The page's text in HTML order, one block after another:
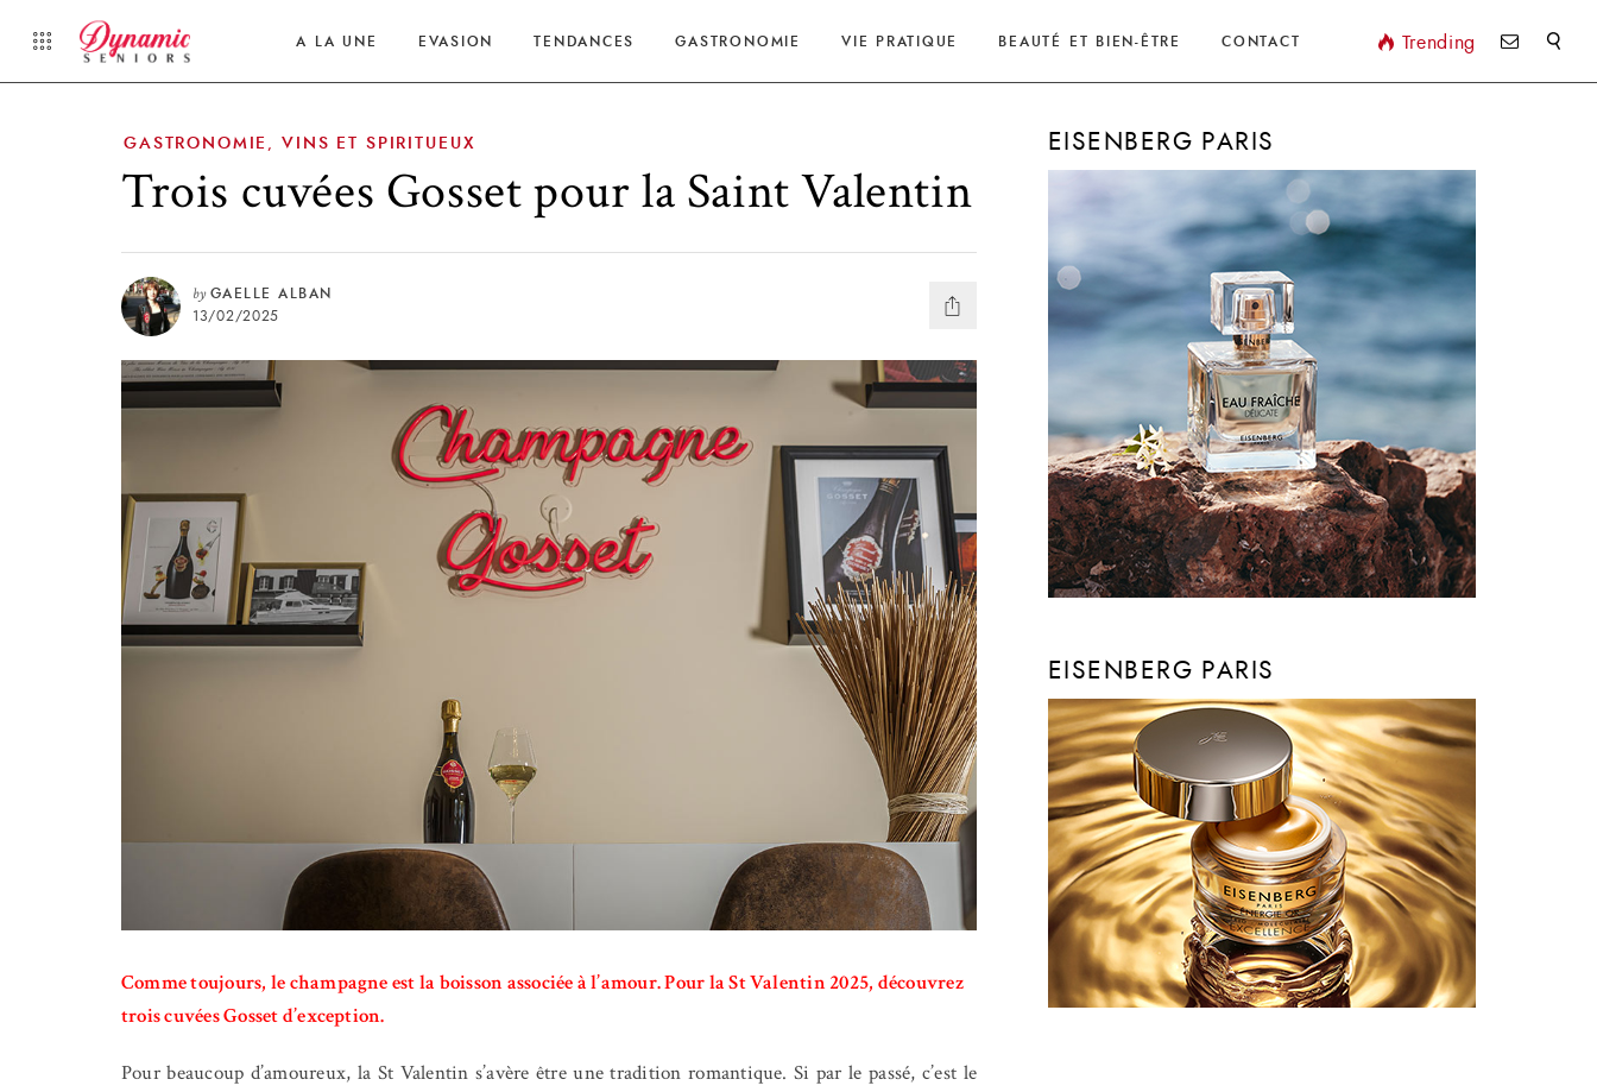
A LA UNE EVASION TENDANCES GASTRONOMIE VIE PRATIQUE BEAUTÉ ET BIEN-ÊTRE CONTACT Trending
GASTRONOMIE ,VINS ET SPIRITUEUX
Trois cuvées Gosset pour la Saint Valentin
by GAELLE ALBAN
13/02/2025
Comme toujours, le champagne est la boisson associée à l’amour. Pour la St Valentin 2025, découvrez
trois cuvées Gosset d’exception.
Pour beaucoup d’amoureux, la St Valentin s’avère être une tradition romantique. Si par le passé, c’est le
EISENBERG PARIS
EISENBERG PARIS